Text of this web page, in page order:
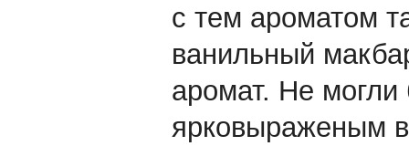
с тем ароматом
ванильный
аромат. Не могли
ярковыраженым